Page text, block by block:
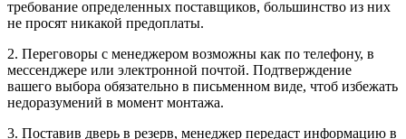
требование определенных поставщиков, большинство из них
не просят никакой предоплаты.
2. Переговоры с менеджером возможны как по телефону, в
мессенджере или электронной почтой. Подтверждение
вашего выбора обязательно в письменном виде, чтоб избежать
недоразумений в момент монтажа.
3. Поставив дверь в резерв, менеджер передаст информацию в